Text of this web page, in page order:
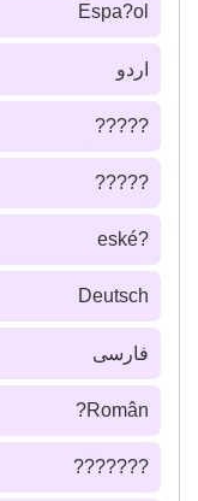
Espa?ol
اردو
?????
?????
?eské
Deutsch
فارسى
Român?
???????